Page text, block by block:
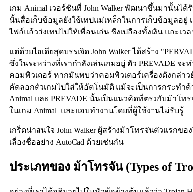
เกม Animal เวอร์ชันที่ John Walker พัฒนาขึ้นมานั้นไ
นั้นสื่อเก็บข้อมูลยังใช้เทปแม่เหล็กในการเก็บข้อมูลอยู่
ไฟล์แล้วส่งเทปไปให้เพื่อนเล่น ซึ่งเปลืองทั้งเงิน และเวล
แต่ด้วยไอเดียสุดบรรเจิด John Walker ได้สร้าง
ซึ่งในระหว่างที่เรากำลังเล่นเกมอยู่ ตัว PREVADE
คอมพิวเตอร์ หากมันพบว่าคอมพิวเตอร์เครื่องดังกล่า
คัดลอกตัวเกมไปใส่ให้อัตโนมัติ แม้จะเป็นการกระทำ
Animal และ PREVADE นั้นเป็นแนวคิดที่ตรงกับม้าโท
ในเกม Animal และแอบทำงานโดยที่ผู้ใช้งานไม่รับรู้
เกร็ดน่าสนใจ John Walker ผู้สร้างม้าโทรจันตัวแรก
เลื่องชื่ออย่าง AutoCad ด้วยเช่นกัน
ประเภทของ ม้าโทรจัน (Types of